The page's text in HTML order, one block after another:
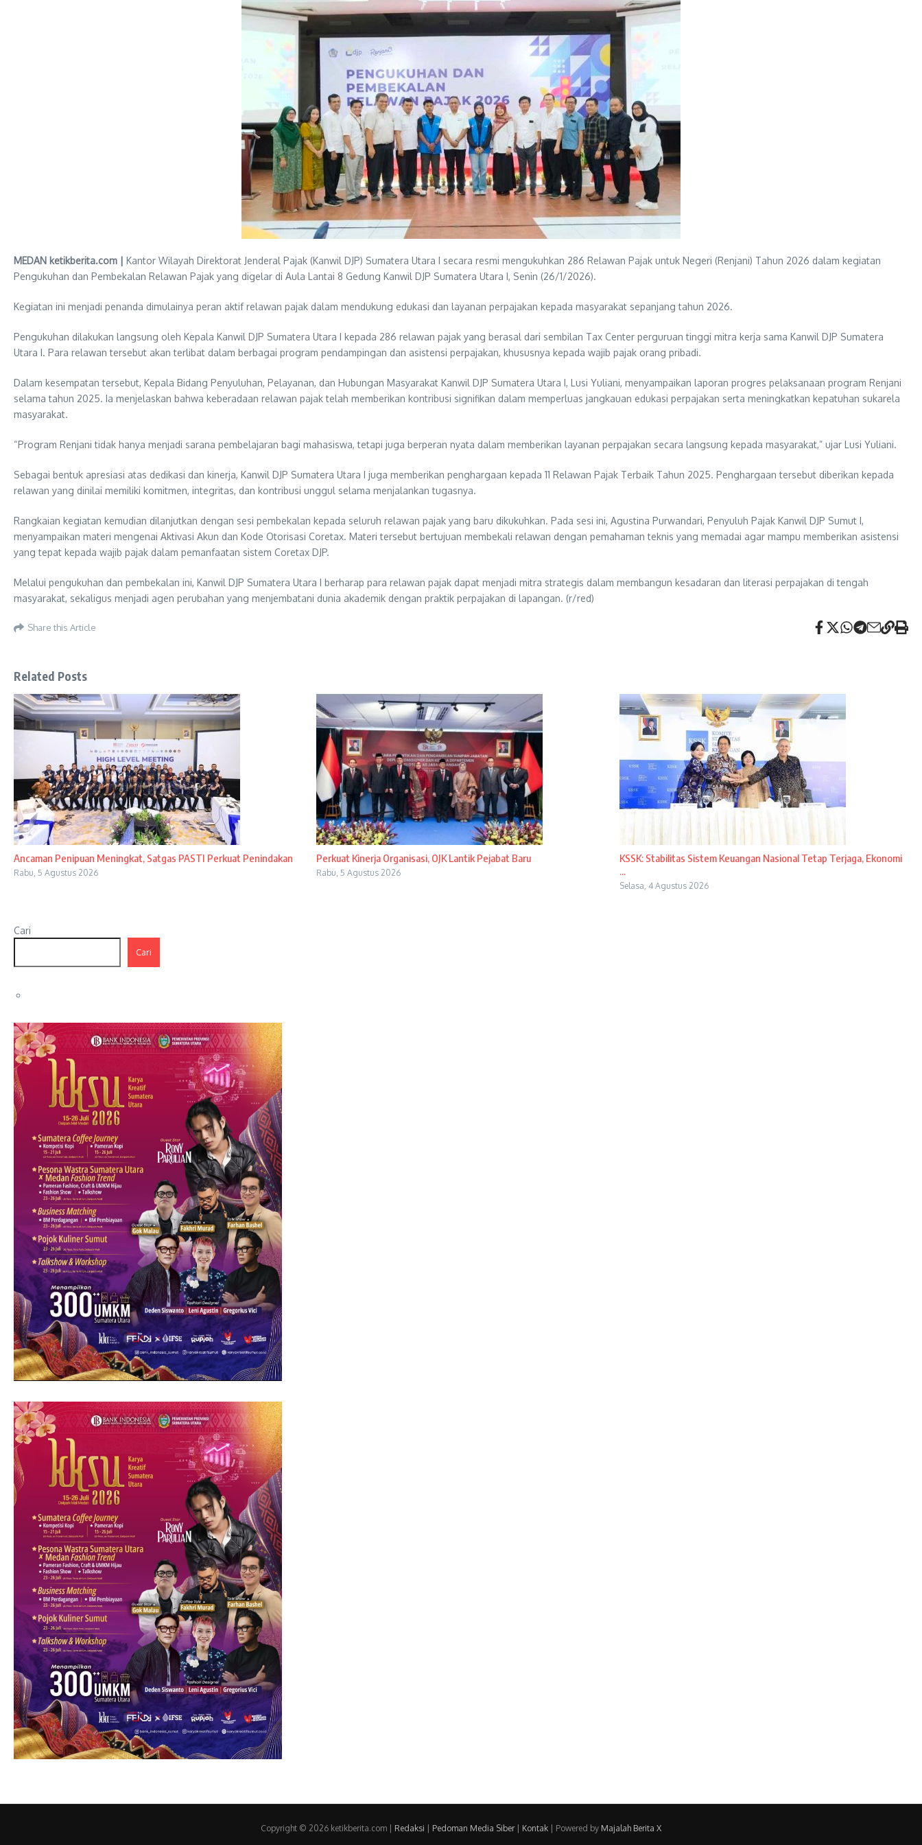
MEDAN ketikberita.com | Kantor Wilayah Direktorat Jenderal Pajak (Kanwil DJP) Sumatera Utara I secara resmi mengukuhkan 286 Relawan Pajak untuk Negeri (Renjani) Tahun 2026 dalam kegiatan
Pengukuhan dan Pembekalan Relawan Pajak yang digelar di Aula Lantai 8 Gedung Kanwil DJP Sumatera Utara I, Senin (26/1/2026).
Kegiatan ini menjadi penanda dimulainya peran aktif relawan pajak dalam mendukung edukasi dan layanan perpajakan kepada masyarakat sepanjang tahun 2026.
Pengukuhan dilakukan langsung oleh Kepala Kanwil DJP Sumatera Utara I kepada 286 relawan pajak yang berasal dari sembilan Tax Center perguruan tinggi mitra kerja sama Kanwil DJP Sumatera
Utara I. Para relawan tersebut akan terlibat dalam berbagai program pendampingan dan asistensi perpajakan, khususnya kepada wajib pajak orang pribadi.
Dalam kesempatan tersebut, Kepala Bidang Penyuluhan, Pelayanan, dan Hubungan Masyarakat Kanwil DJP Sumatera Utara I, Lusi Yuliani, menyampaikan laporan progres pelaksanaan program Renjani
selama tahun 2025. Ia menjelaskan bahwa keberadaan relawan pajak telah memberikan kontribusi signifikan dalam memperluas jangkauan edukasi perpajakan serta meningkatkan kepatuhan sukarela
masyarakat.
“Program Renjani tidak hanya menjadi sarana pembelajaran bagi mahasiswa, tetapi juga berperan nyata dalam memberikan layanan perpajakan secara langsung kepada masyarakat,” ujar Lusi Yuliani.
Sebagai bentuk apresiasi atas dedikasi dan kinerja, Kanwil DJP Sumatera Utara I juga memberikan penghargaan kepada 11 Relawan Pajak Terbaik Tahun 2025. Penghargaan tersebut diberikan kepada
relawan yang dinilai memiliki komitmen, integritas, dan kontribusi unggul selama menjalankan tugasnya.
Rangkaian kegiatan kemudian dilanjutkan dengan sesi pembekalan kepada seluruh relawan pajak yang baru dikukuhkan. Pada sesi ini, Agustina Purwandari, Penyuluh Pajak Kanwil DJP Sumut I,
menyampaikan materi mengenai Aktivasi Akun dan Kode Otorisasi Coretax. Materi tersebut bertujuan membekali relawan dengan pemahaman teknis yang memadai agar mampu memberikan asistensi
yang tepat kepada wajib pajak dalam pemanfaatan sistem Coretax DJP.
Melalui pengukuhan dan pembekalan ini, Kanwil DJP Sumatera Utara I berharap para relawan pajak dapat menjadi mitra strategis dalam membangun kesadaran dan literasi perpajakan di tengah
masyarakat, sekaligus menjadi agen perubahan yang menjembatani dunia akademik dengan praktik perpajakan di lapangan. (r/red)
Share this Article
Related Posts
Ancaman Penipuan Meningkat, Satgas PASTI Perkuat Penindakan
Rabu, 5 Agustus 2026
Perkuat Kinerja Organisasi, OJK Lantik Pejabat Baru
Rabu, 5 Agustus 2026
KSSK: Stabilitas Sistem Keuangan Nasional Tetap Terjaga, Ekonomi
...
Selasa, 4 Agustus 2026
Cari
Cari
Copyright © 2026 ketikberita.com | Redaksi Pedoman Media Siber| Kontak | Powered by Majalah Berita X